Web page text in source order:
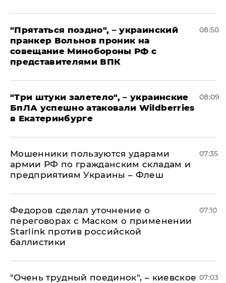
"Прятаться поздно", – украинский
пранкер Вольнов проник на
совещание Минобороны РФ с
представителями ВПК
08:50
"Три штуки залетело", – украинские
БпЛА успешно атаковали Wildberries
в Екатеринбурге
08:09
Мошенники пользуются ударами
армии РФ по гражданским складам и
предприятиям Украины – Флеш
07:35
Федоров сделал уточнение о
переговорах с Маском о применении
Starlink против российской
баллистики
07:10
"Очень трудный поединок", – киевское 07:03